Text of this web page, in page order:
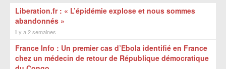
Liberation.fr : « L’épidémie explose et nous sommes
abandonnés »
il y a 2 semaines
France Info : Un premier cas d’Ebola identifié en France
chez un médecin de retour de République démocratique